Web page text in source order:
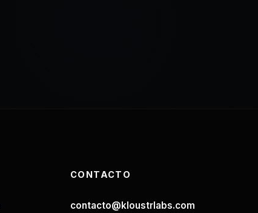
CONTACTO
contacto@kloustrlabs.com